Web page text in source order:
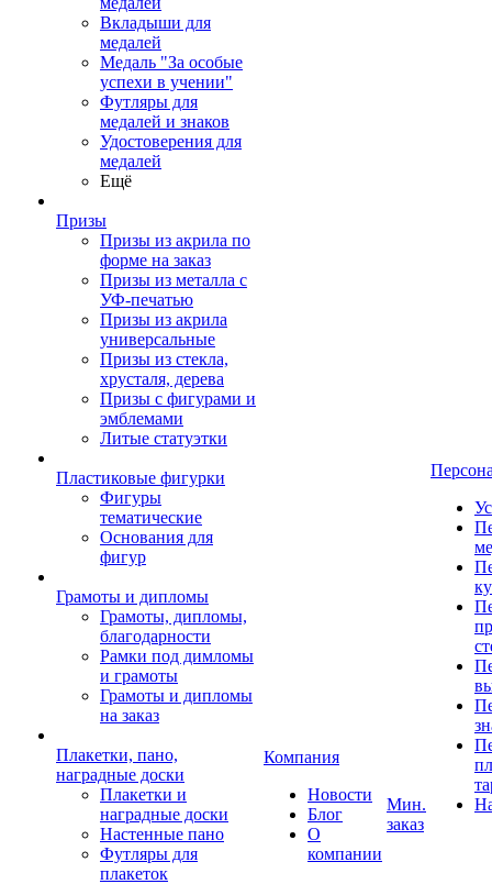
Вкладыши для
медалей
Медаль "За особые
успехи в учении"
Футляры для
медалей и знаков
Удостоверения для
медалей
Ещё
Призы
Призы из акрила по
форме на заказ
Призы из металла с
УФ-печатью
Призы из акрила
универсальные
Призы из стекла,
хрусталя, дерева
Призы с фигурами и
эмблемами
Литые статуэтки
Пластиковые фигурки
Фигуры
тематические
Основания для
фигур
Грамоты и дипломы
Грамоты, дипломы,
благодарности
Рамки под димломы
и грамоты
Грамоты и дипломы
на заказ
Плакетки, пано,
наградные доски
Плакетки и
наградные доски
Настенные пано
Футляры для
плакеток
Компания
Новости
Блог
О
компании
Мин.
заказ